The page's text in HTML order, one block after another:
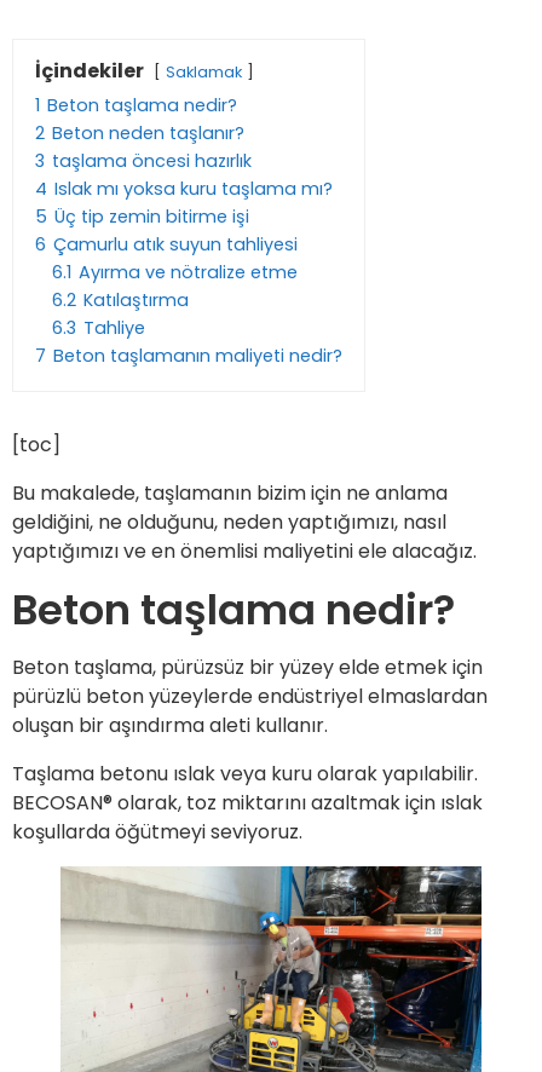
İçindekiler Saklamak
1 Beton taşlama nedir?
2 Beton neden taşlanır?
3 taşlama öncesi hazırlık
4 Islak mı yoksa kuru taşlama mı?
5 Üç tip zemin bitirme işi
6 Çamurlu atık suyun tahliyesi
6.1 Ayırma ve nötralize etme
6.2 Katılaştırma
6.3 Tahliye
7 Beton taşlamanın maliyeti nedir?
[toc]
Bu makalede, taşlamanın bizim için ne anlama
geldiğini, ne olduğunu, neden yaptığımızı, nasıl
yaptığımızı ve en önemlisi maliyetini ele alacağız.
Beton taşlama nedir?
Beton taşlama, pürüzsüz bir yüzey elde etmek için
pürüzlü beton yüzeylerde endüstriyel elmaslardan
oluşan bir aşındırma aleti kullanır.
Taşlama betonu ıslak veya kuru olarak yapılabilir.
BECOSAN® olarak, toz miktarını azaltmak için ıslak
koşullarda öğütmeyi seviyoruz.